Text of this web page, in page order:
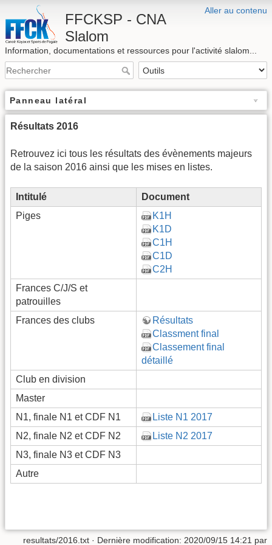
Aller au contenu
FFCKSP - CNA
Slalom
Information, documentations et ressources pour l'activité slalom...
Panneau latéral
Résultats 2016
Retrouvez ici tous les résultats des évènements majeurs
de la saison 2016 ainsi que les mises en listes.
Intitulé
Document
Piges
K1H
K1D
C1H
C1D
C2H
Frances C/J/S et
patrouilles
Frances des clubs
Résultats
Classment final
Classement final
détaillé
Club en division
Master
N1, finale N1 et CDF N1
Liste N1 2017
N2, finale N2 et CDF N2
Liste N2 2017
N3, finale N3 et CDF N3
Autre
resultats/2016.txt · Dernière modification: 2020/09/15 14:21 par